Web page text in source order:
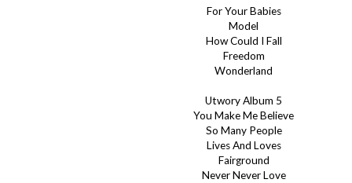
For Your Babies
Model
How Could I Fall
Freedom
Wonderland
Utwory Album 5
You Make Me Believe
So Many People
Lives And Loves
Fairground
Never Never Love